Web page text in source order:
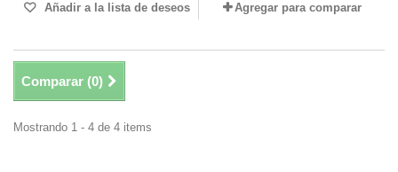
Añadir a la lista de deseos Agregar para comparar
Comparar (0)
Mostrando 1 - 4 de 4 items